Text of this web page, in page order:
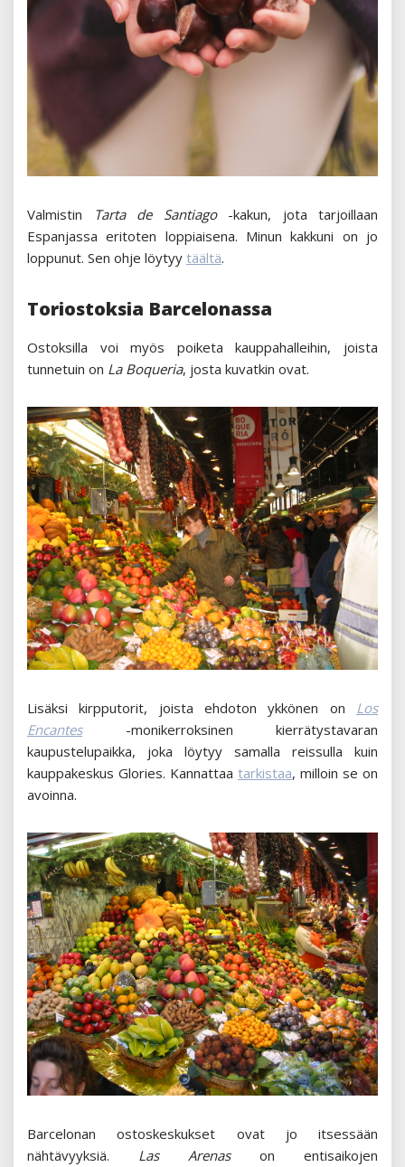
Valmistin Tarta de Santiago-kakun, jota tarjoillaan
Espanjassa eritoten loppiaisena. Minun kakkuni on jo
loppunut. Sen ohje löytyy täältä.
Toriostoksia Barcelonassa
Ostoksilla voi myös poiketa kauppahalleihin, joista
tunnetuin on La Boqueria, josta kuvatkin ovat.
Lisäksi kirpputorit, joista ehdoton ykkönen on Los
Encantes-monikerroksinen kierrätystavaran
kaupustelupaikka, joka löytyy samalla reissulla kuin
kauppakeskus Glories. Kannattaa tarkistaa, milloin se on
avoinna.
Barcelonan ostoskeskukset ovat jo itsessään
nähtävyyksiä. Las Arenason entisaikojen